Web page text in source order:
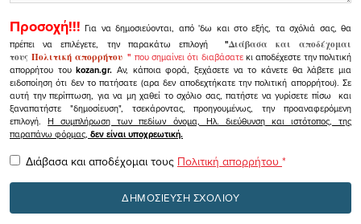
Προσοχή!!! Για να δημοσιεύονται, από 'δω και στο εξής, τα σχόλιά σας, θα
πρέπει να επιλέγετε, την παρακάτω επιλογή
"Διάβασα και αποδέχομαι
τουςΠολιτική απορρήτου" που σημαίνει ότι διαβάσατεκι αποδέχεστε την πολιτική
απορρήτου τουkozan.gr. Αν, κάποια φορά, ξεχάσετε να το κάνετε θα λάβετε μια
ειδοποίηση ότι δεν το πατήσατε (αρα δεν αποδεχτήκατε την πολιτική απορρήτου). Σε
αυτή την περίπτωση, για να μη χαθεί το σχόλιο σας, πατήστε να γυρίσετε πίσω και
ξαναπατήστε "δημοσίευση", τσεκάροντας, προηγουμένως, την προαναφερόμενη
επιλογή.Η συμπλήρωση των πεδίων όνομα, Ηλ. διεύθυνση και ιστότοπος, της
παραπάνω φόρμας, δεν είναι υποχρεωτική.
Διάβασα και αποδέχομαι τους Πολιτική απορρήτου *